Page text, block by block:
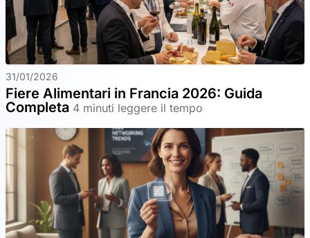
31/01/2026
Fiere Alimentari in Francia 2026: Guida
Completa 4 minuti leggere il tempo